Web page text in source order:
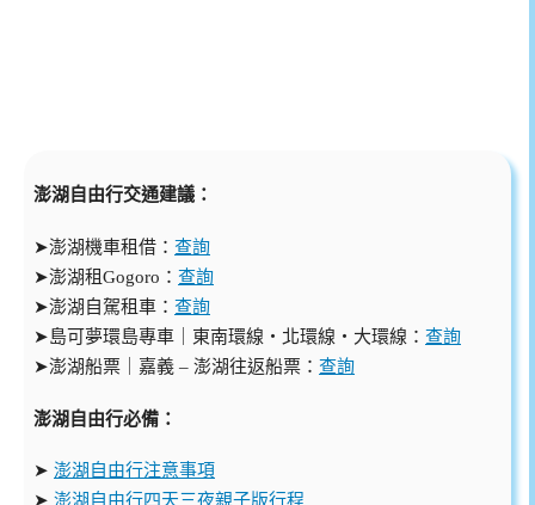
澎湖自由行交通建議：
➤澎湖機車租借： 查詢
➤澎湖租Gogoro： 查詢
➤澎湖自駕租車： 查詢
➤島可夢環島專車｜東南環線・北環線・大環線： 查詢
➤澎湖船票｜嘉義 – 澎湖往返船票： 查詢
澎湖自由行必備：
➤ 澎湖自由行注意事項
➤ 澎湖自由行四天三夜親子版行程